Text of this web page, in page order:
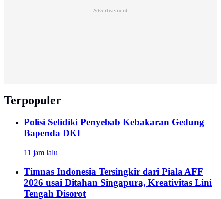
Advertisement
Terpopuler
Polisi Selidiki Penyebab Kebakaran Gedung
Bapenda DKI
11 jam lalu
Timnas Indonesia Tersingkir dari Piala AFF
2026 usai Ditahan Singapura, Kreativitas Lini
Tengah Disorot